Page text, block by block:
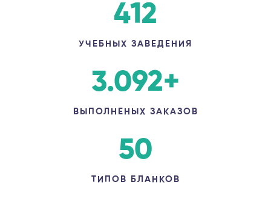
412
УЧЕБНЫХ ЗАВЕДЕНИЯ
3.092+
ВЫПОЛНЕНЫХ ЗАКАЗОВ
50
ТИПОВ БЛАНКОВ